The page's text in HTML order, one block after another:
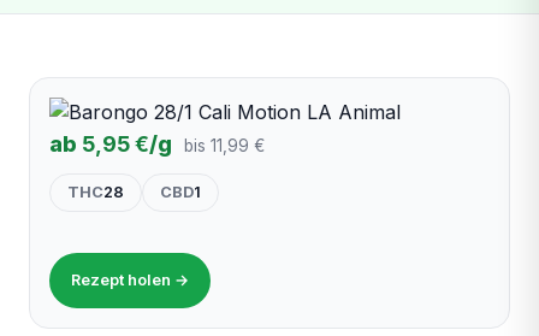
ab 5,95 €/g bis 11,99 €
THC28 CBD1
Rezept holen →